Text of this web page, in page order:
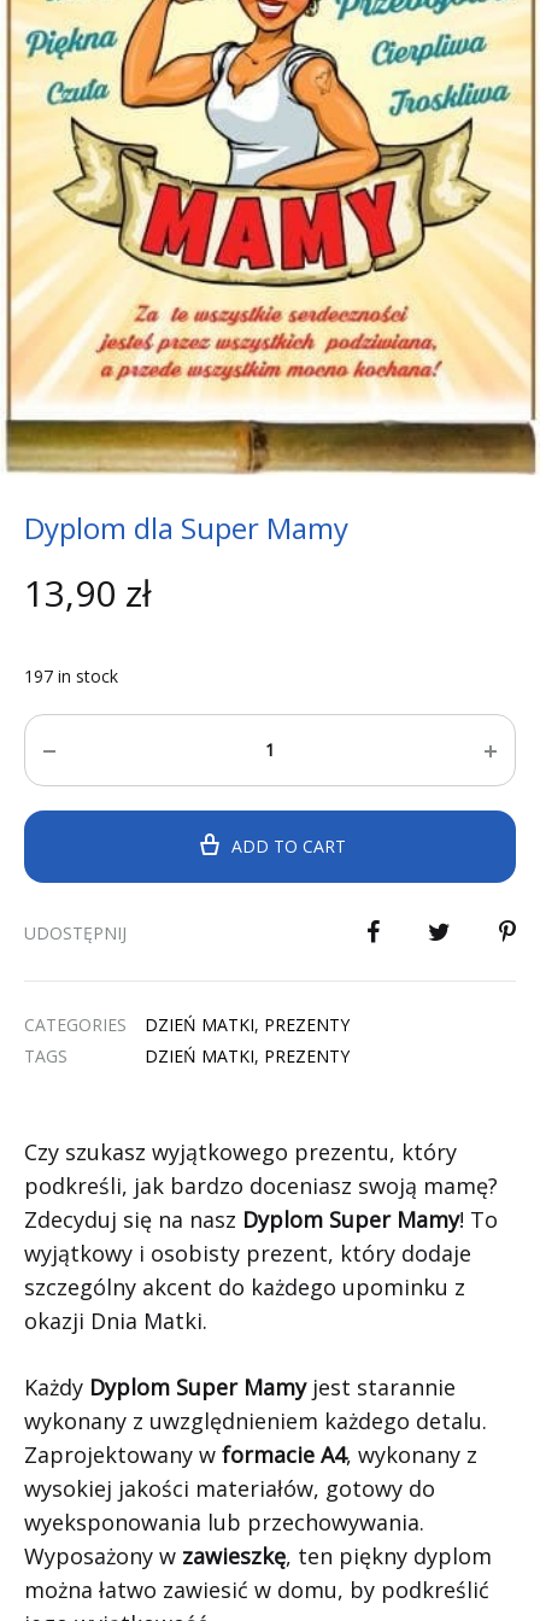
Dyplom dla Super Mamy
13,90 zł
197 in stock
Quantity
ADD TO CART
UDOSTĘPNIJ
CATEGORIES DZIEŃ MATKI, PREZENTY
TAGS
DZIEŃ MATKI, PREZENTY
Czy szukasz wyjątkowego prezentu, który
podkreśli, jak bardzo doceniasz swoją mamę?
Zdecyduj się na nasz Dyplom Super Mamy! To
wyjątkowy i osobisty prezent, który dodaje
szczególny akcent do każdego upominku z
okazji Dnia Matki.
Każdy Dyplom Super Mamyjest starannie
wykonany z uwzględnieniem każdego detalu.
Zaprojektowany w formacie A4, wykonany z
wysokiej jakości materiałów, gotowy do
wyeksponowania lub przechowywania.
Wyposażony w zawieszkę, ten piękny dyplom
można łatwo zawiesić w domu, by podkreślić